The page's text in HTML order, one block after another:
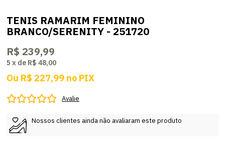
TENIS RAMARIM FEMININO
BRANCO/SERENITY - 251720
R$ 239,99
5 x de R$ 48,00
Ou R$ 227,99 no PIX
Avalie
Nossos clientes ainda não avaliaram este produto